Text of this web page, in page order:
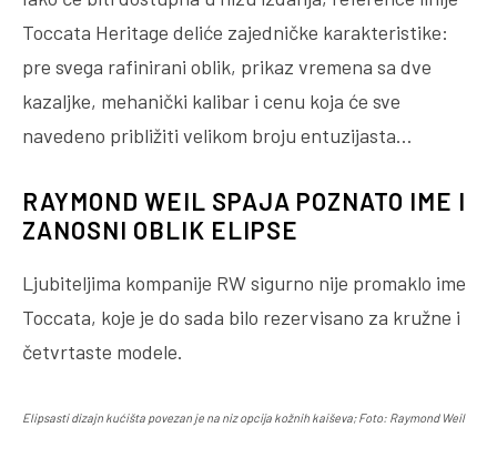
Toccata Heritage deliće zajedničke karakteristike:
pre svega rafinirani oblik, prikaz vremena sa dve
kazaljke, mehanički kalibar i cenu koja će sve
navedeno približiti velikom broju entuzijasta…
RAYMOND WEIL SPAJA POZNATO IME I
ZANOSNI OBLIK ELIPSE
Ljubiteljima kompanije RW sigurno nije promaklo ime
Toccata, koje je do sada bilo rezervisano za kružne i
četvrtaste modele.
Elipsasti dizajn kućišta povezan je na niz opcija kožnih kaiševa; Foto: Raymond Weil